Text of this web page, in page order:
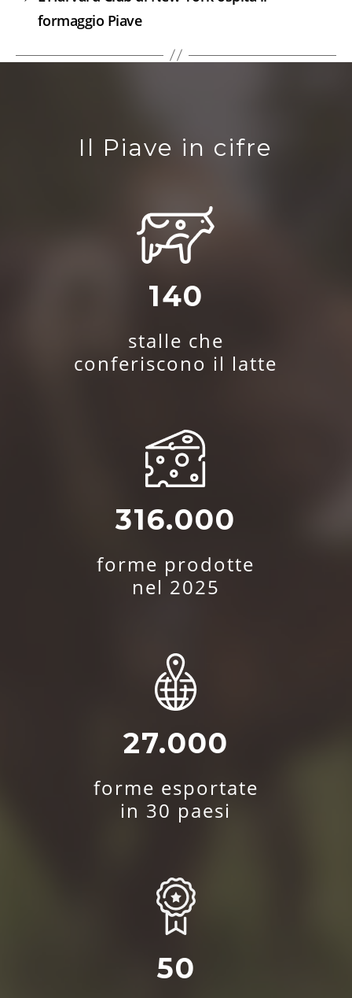
formaggio Piave
Il Piave in cifre
140
stalle che
conferiscono il latte
316.000
forme prodotte
nel 2025
27.000
forme esportate
in 30 paesi
50